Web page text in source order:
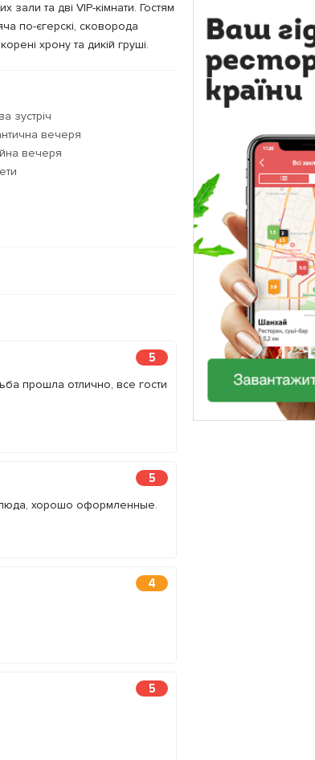
зали та дві VIP-кімнати. Гостям
по-єгерскі, сковорода
хрону та дикій груші.
зустріч
вечеря
вечеря
5
прошла отлично, все гости
5
хорошо оформленные.
4
5